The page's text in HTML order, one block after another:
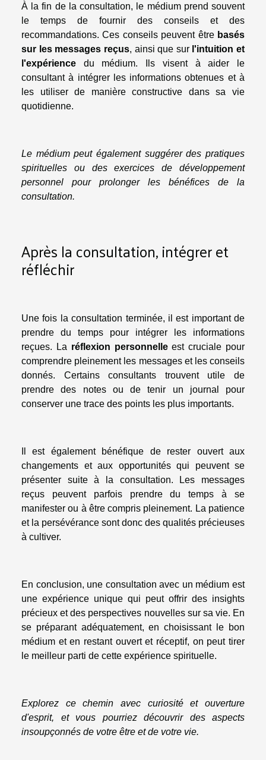
À la fin de la consultation, le médium prend souvent
le temps de fournir des conseils et des
recommandations. Ces conseils peuvent être basés
sur les messages reçus, ainsi que sur l'intuition et
l'expérience du médium. Ils visent à aider le
consultant à intégrer les informations obtenues et à
les utiliser de manière constructive dans sa vie
quotidienne.
Le médium peut également suggérer des pratiques
spirituelles ou des exercices de développement
personnel pour prolonger les bénéfices de la
consultation.
Après la consultation, intégrer et
réfléchir
Une fois la consultation terminée, il est important de
prendre du temps pour intégrer les informations
reçues. La réflexion personnelleest cruciale pour
comprendre pleinement les messages et les conseils
donnés. Certains consultants trouvent utile de
prendre des notes ou de tenir un journal pour
conserver une trace des points les plus importants.
Il est également bénéfique de rester ouvert aux
changements et aux opportunités qui peuvent se
présenter suite à la consultation. Les messages
reçus peuvent parfois prendre du temps à se
manifester ou à être compris pleinement. La patience
et la persévérance sont donc des qualités précieuses
à cultiver.
En conclusion, une consultation avec un médium est
une expérience unique qui peut offrir des insights
précieux et des perspectives nouvelles sur sa vie. En
se préparant adéquatement, en choisissant le bon
médium et en restant ouvert et réceptif, on peut tirer
le meilleur parti de cette expérience spirituelle.
Explorez ce chemin avec curiosité et ouverture
d'esprit, et vous pourriez découvrir des aspects
insoupçonnés de votre être et de votre vie.